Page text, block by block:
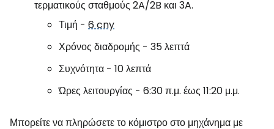
τερματικούς σταθμούς 2A/2B και 3A.
Τιμή - 6 cny
Χρόνος διαδρομής - 35 λεπτά
Συχνότητα - 10 λεπτά
Ώρες λειτουργίας - 6:30 π.μ. έως 11:20 μ.μ.
Μπορείτε να πληρώσετε το κόμιστρο στο μηχάνημα με